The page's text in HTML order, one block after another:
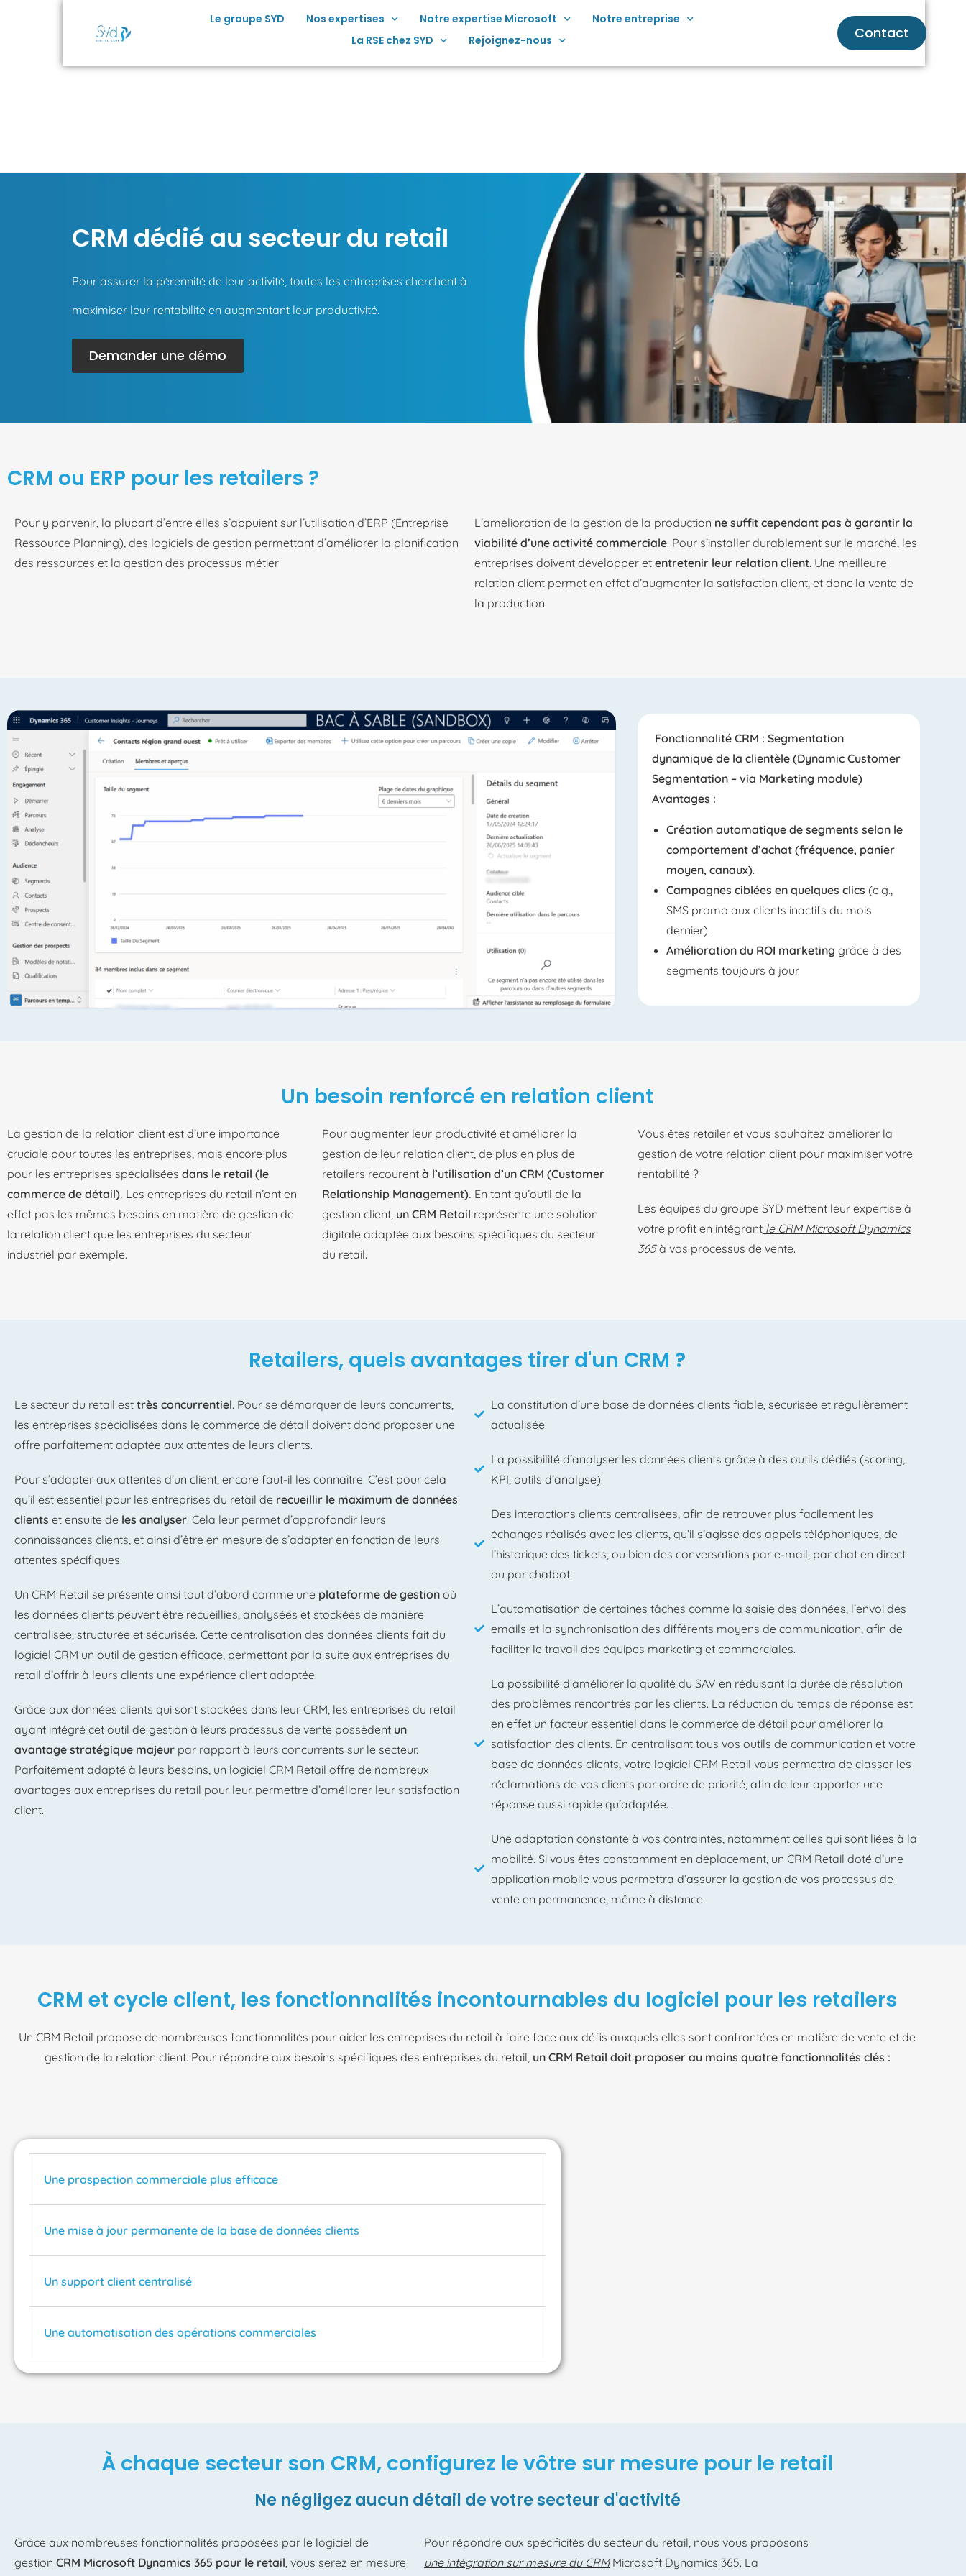
Le groupe SYD Nos expertises Notre expertise Microsoft
Notre entreprise
La RSE chez SYD
Rejoignez-nous Contact
CRM dédié au secteur du retail
Pour assurer la pérennité de leur activité, toutes les entreprises cherchent à
maximiser leur rentabilité en augmentant leur productivité.
Demander une démo
CRM ou ERP pour les retailers ?
Pour y parvenir, la plupart d’entre elles s’appuient sur l’utilisation d’ERP (Entreprise
Ressource Planning), des logiciels de gestion permettant d’améliorer la planification
des ressources et la gestion des processus métier
L’amélioration de la gestion de la production ne suffit cependant pas à garantir la
viabilité d’une activité commerciale. Pour s’installer durablement sur le marché, les
entreprises doivent développer et entretenir leur relation client. Une meilleure
relation client permet en effet d’augmenter la satisfaction client, et donc la vente de
la production.
Fonctionnalité CRM : Segmentation
dynamique de la clientèle (Dynamic Customer
Segmentation – via Marketing module)
Avantages :
Création automatique de segments selon le
comportement d’achat (fréquence, panier
moyen, canaux).
Campagnes ciblées en quelques clics (e.g.,
SMS promo aux clients inactifs du mois
dernier).
Amélioration du ROI marketing grâce à des
segments toujours à jour.
Un besoin renforcé en relation client
La gestion de la relation client est d’une importance
cruciale pour toutes les entreprises, mais encore plus
pour les entreprises spécialisées dans le retail (le
commerce de détail). Les entreprises du retail n’ont en
effet pas les mêmes besoins en matière de gestion de
la relation client que les entreprises du secteur
industriel par exemple.
Pour augmenter leur productivité et améliorer la
gestion de leur relation client, de plus en plus de
retailers recourentà l’utilisation d’un CRM (Customer
Relationship Management). En tant qu’outil de la
gestion client, un CRM Retail représente une solution
digitale adaptée aux besoins spécifiques du secteur
du retail.
Vous êtes retailer et vous souhaitez améliorer la
gestion de votre relation client pour maximiser votre
rentabilité ?
Les équipes du groupe SYD mettent leur expertise à
votre profit en intégrant le CRM Microsoft Dynamics
365à vos processus de vente.
Retailers, quels avantages tirer d'un CRM ?
Le secteur du retail est très concurrentiel. Pour se démarquer de leurs concurrents,
les entreprises spécialisées dans le commerce de détail doivent donc proposer une
offre parfaitement adaptée aux attentes de leurs clients.
Pour s’adapter aux attentes d’un client, encore faut-il les connaître. C’est pour cela
qu’il est essentiel pour les entreprises du retail de recueillir le maximum de données
clients et ensuite de les analyser. Cela leur permet d’approfondir leurs
connaissances clients, et ainsi d’être en mesure de s’adapter en fonction de leurs
attentes spécifiques.
Un CRM Retail se présente ainsi tout d’abord comme une plateforme de gestion où
les données clients peuvent être recueillies, analysées et stockées de manière
centralisée, structurée et sécurisée. Cette centralisation des données clients fait du
logiciel CRM un outil de gestion efficace, permettant par la suite aux entreprises du
retail d’offrir à leurs clients une expérience client adaptée.
Grâce aux données clients qui sont stockées dans leur CRM, les entreprises du retail
ayant intégré cet outil de gestion à leurs processus de vente possèdent un
avantage stratégique majeur par rapport à leurs concurrents sur le secteur.
Parfaitement adapté à leurs besoins, un logiciel CRM Retail offre de nombreux
avantages aux entreprises du retail pour leur permettre d’améliorer leur satisfaction
client.
La constitution d’une base de données clients fiable, sécurisée et régulièrement
actualisée.
La possibilité d’analyser les données clients grâce à des outils dédiés (scoring,
KPI, outils d’analyse).
Des interactions clients centralisées, afin de retrouver plus facilement les
échanges réalisés avec les clients, qu’il s’agisse des appels téléphoniques, de
l’historique des tickets, ou bien des conversations par e-mail, par chat en direct
ou par chatbot.
L’automatisation de certaines tâches comme la saisie des données, l’envoi des
emails et la synchronisation des différents moyens de communication, afin de
faciliter le travail des équipes marketing et commerciales.
La possibilité d’améliorer la qualité du SAV en réduisant la durée de résolution
des problèmes rencontrés par les clients. La réduction du temps de réponse est
en effet un facteur essentiel dans le commerce de détail pour améliorer la
satisfaction des clients. En centralisant tous vos outils de communication et votre
base de données clients, votre logiciel CRM Retail vous permettra de classer les
réclamations de vos clients par ordre de priorité, afin de leur apporter une
réponse aussi rapide qu’adaptée.
Une adaptation constante à vos contraintes, notamment celles qui sont liées à la
mobilité. Si vous êtes constamment en déplacement, un CRM Retail doté d’une
application mobile vous permettra d’assurer la gestion de vos processus de
vente en permanence, même à distance.
CRM et cycle client, les fonctionnalités incontournables du logiciel pour les retailers
Un CRM Retail propose de nombreuses fonctionnalités pour aider les entreprises du retail à faire face aux défis auxquels elles sont confrontées en matière de vente et de
gestion de la relation client. Pour répondre aux besoins spécifiques des entreprises du retail, un CRM Retail doit proposer au moins quatre fonctionnalités clés :
Une prospection commerciale plus efficace
Une mise à jour permanente de la base de données clients
Un support client centralisé
Une automatisation des opérations commerciales
À chaque secteur son CRM, configurez le vôtre sur mesure pour le retail
Ne négligez aucun détail de votre secteur d'activité
Grâce aux nombreuses fonctionnalités proposées par le logiciel de
gestion CRM Microsoft Dynamics 365 pour le retail, vous serez en mesure
Pour répondre aux spécificités du secteur du retail, nous vous proposons
une intégration sur mesure du CRMMicrosoft Dynamics 365. La